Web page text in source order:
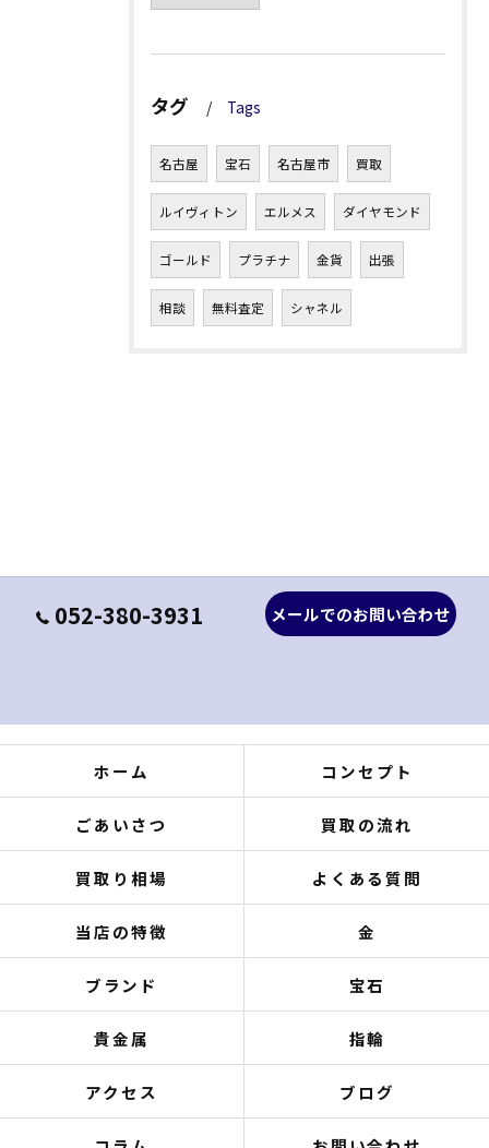
タグ Tags
名古屋 宝石 名古屋市 買取
ルイヴィトン エルメス ダイヤモンド
ゴールド プラチナ 金貨 出張
相談 無料査定 シャネル
052-380-3931 メールでのお問い合わせ
ホーム コンセプト
ごあいさつ 買取の流れ
買取り相場 よくある質問
当店の特徴 金
ブランド 宝石
貴金属 指輪
アクセス ブログ